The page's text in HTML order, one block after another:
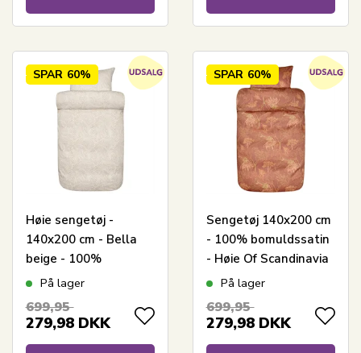
SPAR 60%
Høie sengetøj -
140x200 cm - Bella
beige - 100%
bomuldssatin
På lager
699,95
279,98 DKK
SPAR 60%
Sengetøj 140x200 cm
- 100% bomuldssatin
- Høie Of Scandinavia
- Margrethe
På lager
699,95
279,98 DKK